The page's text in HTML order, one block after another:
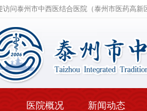
访问泰州市中西医结合医院（泰州市医药高新
医院概况 新闻动态